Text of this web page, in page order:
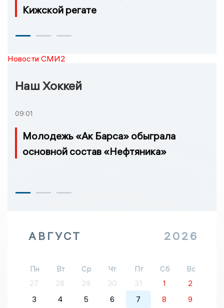
Кижской регате
Новости СМИ2
Наш Хоккей
09:01
Молодежь «Ак Барса» обыграла
основной состав «Нефтяника»
АВГУСТ 2026
Пн Вт Ср Чт Пт Сб
Вс
27
28 29 30 31 1
2
3
4 5 6 7 8
9